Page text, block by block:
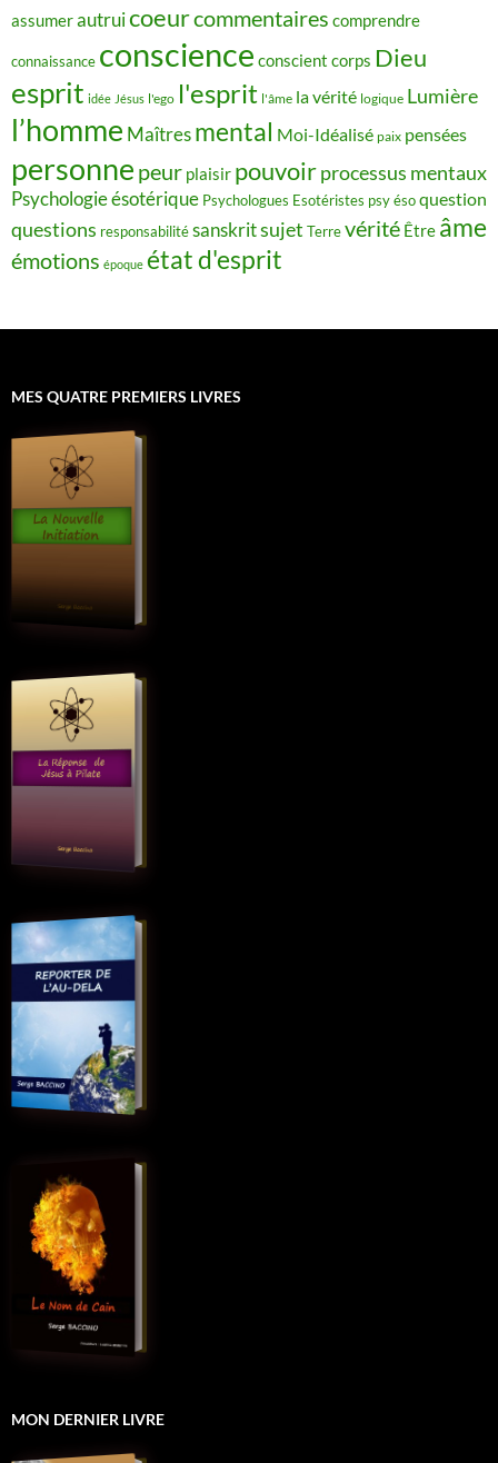
assumerautruicoeurcommentaires comprendre
connaissance conscience conscient corps Dieu
esprit idée Jésus l'ego l'esprit l'âme la vérité logique Lumière
l’homme Maîtres mental Moi-Idéalisé paix pensées
personne peur plaisir pouvoirprocessus mentaux
Psychologie ésotérique Psychologues Esotéristes psy ésoquestion
questions responsabilitésanskritsujet Terrevérité Être âme
émotions époque état d'esprit
MES QUATRE PREMIERS LIVRES
MON DERNIER LIVRE